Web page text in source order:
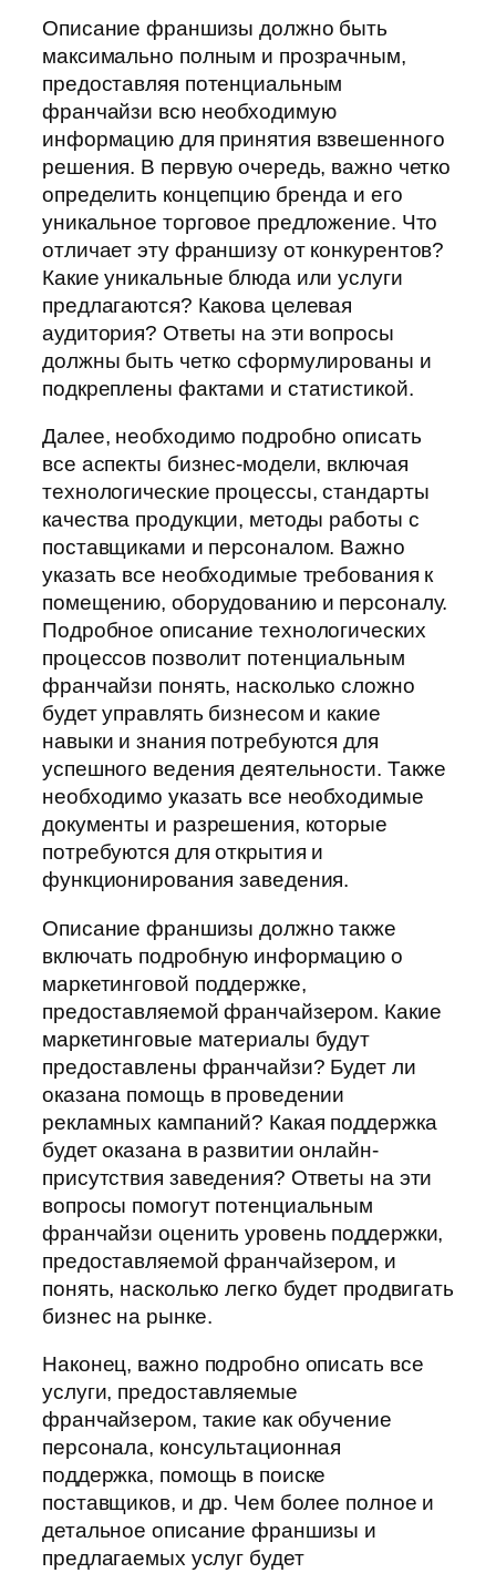
Описание франшизы должно быть
максимально полным и прозрачным,
предоставляя потенциальным
франчайзи всю необходимую
информацию для принятия взвешенного
решения. В первую очередь, важно четко
определить концепцию бренда и его
уникальное торговое предложение. Что
отличает эту франшизу от конкурентов?
Какие уникальные блюда или услуги
предлагаются? Какова целевая
аудитория? Ответы на эти вопросы
должны быть четко сформулированы и
подкреплены фактами и статистикой.
Далее, необходимо подробно описать
все аспекты бизнес-модели, включая
технологические процессы, стандарты
качества продукции, методы работы с
поставщиками и персоналом. Важно
указать все необходимые требования к
помещению, оборудованию и персоналу.
Подробное описание технологических
процессов позволит потенциальным
франчайзи понять, насколько сложно
будет управлять бизнесом и какие
навыки и знания потребуются для
успешного ведения деятельности. Также
необходимо указать все необходимые
документы и разрешения, которые
потребуются для открытия и
функционирования заведения.
Описание франшизы должно также
включать подробную информацию о
маркетинговой поддержке,
предоставляемой франчайзером. Какие
маркетинговые материалы будут
предоставлены франчайзи? Будет ли
оказана помощь в проведении
рекламных кампаний? Какая поддержка
будет оказана в развитии онлайн-
присутствия заведения? Ответы на эти
вопросы помогут потенциальным
франчайзи оценить уровень поддержки,
предоставляемой франчайзером, и
понять, насколько легко будет продвигать
бизнес на рынке.
Наконец, важно подробно описать все
услуги, предоставляемые
франчайзером, такие как обучение
персонала, консультационная
поддержка, помощь в поиске
поставщиков, и др. Чем более полное и
детальное описание франшизы и
предлагаемых услуг будет